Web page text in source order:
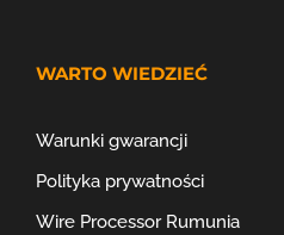
WARTO WIEDZIEĆ
Warunki gwarancji
Polityka prywatności
Wire Processor Rumunia